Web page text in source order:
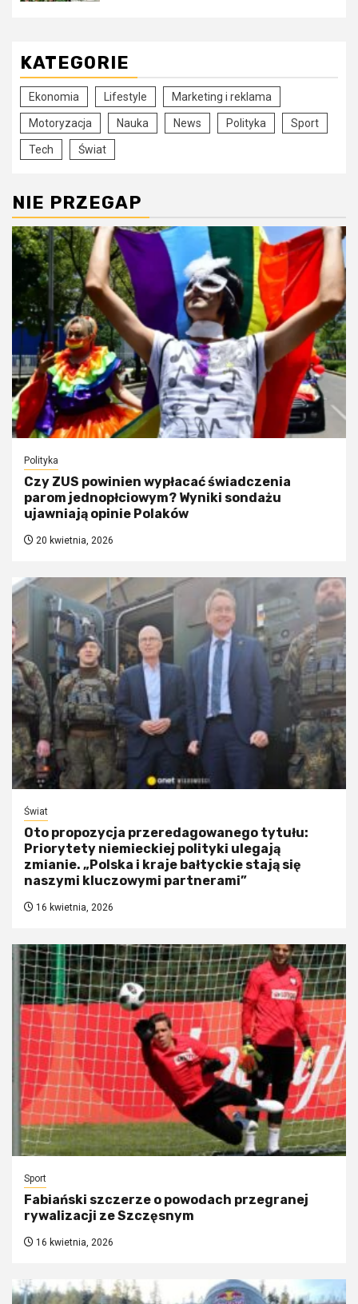
KATEGORIE
Ekonomia Lifestyle Marketing i reklama
Motoryzacja Nauka News Polityka Sport
Tech Świat
NIE PRZEGAP
Polityka
Czy ZUS powinien wypłacać świadczenia
parom jednopłciowym? Wyniki sondażu
ujawniają opinie Polaków
20 kwietnia, 2026
Świat
Oto propozycja przeredagowanego tytułu:
Priorytety niemieckiej polityki ulegają
zmianie. „Polska i kraje bałtyckie stają się
naszymi kluczowymi partnerami”
16 kwietnia, 2026
Sport
Fabiański szczerze o powodach przegranej
rywalizacji ze Szczęsnym
16 kwietnia, 2026